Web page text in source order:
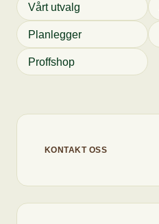
Vårt utvalg
Planlegger
Proffshop
KONTAKT OSS